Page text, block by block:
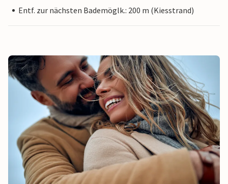
Entf. zur nächsten Bademöglk.: 200 m (Kiesstrand)